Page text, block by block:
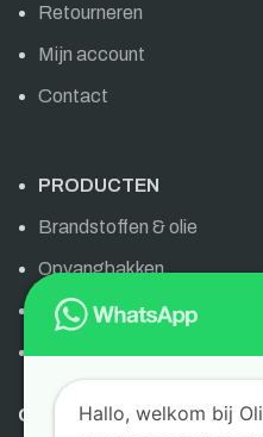
Retourneren
Mijn account
Contact
PRODUCTEN
Brandstoffen & olie
Opvangbakken
Olie & brandstoffen
AdBlue
OLIEDIRECTHallo, welkom bij